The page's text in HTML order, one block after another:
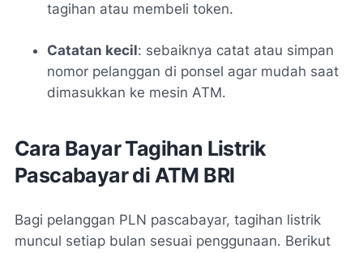
tagihan atau membeli token.
Catatan kecil: sebaiknya catat atau simpan
nomor pelanggan di ponsel agar mudah saat
dimasukkan ke mesin ATM.
Cara Bayar Tagihan Listrik
Pascabayar di ATM BRI
Bagi pelanggan PLN pascabayar, tagihan listrik
muncul setiap bulan sesuai penggunaan. Berikut